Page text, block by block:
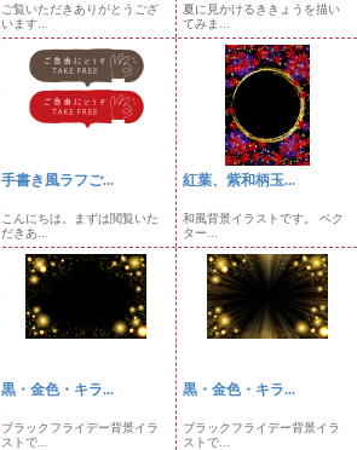
ご覧いただきありがとうござ
います...
夏に見かけるききょうを描い
てみま...
手書き風ラフご...
こんにちは。まずは閲覧いた
だきあ...
紅葉、紫和柄玉...
和風背景イラストです。 ベク
ター...
黒・金色・キラ...
ブラックフライデー背景イラ
ストで...
黒・金色・キラ...
ブラックフライデー背景イラ
ストで...